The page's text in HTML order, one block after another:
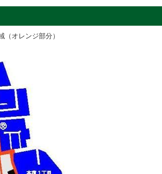
オレンジ部分）